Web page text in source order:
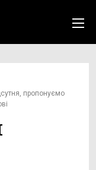
пропонуємо